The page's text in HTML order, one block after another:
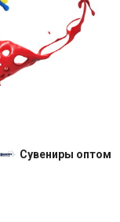
Сувениры оптом